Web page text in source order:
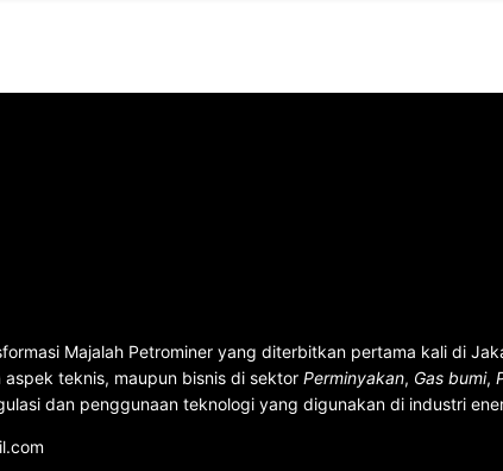
Majalah Petrominer yang diterbitkan pertama kali di
teknis, maupun bisnis di sektor Perminyakan, Gas bumi,
dan penggunaan teknologi yang digunakan di industri